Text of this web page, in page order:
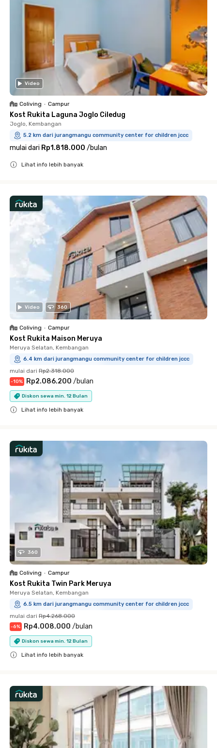
Video
Coliving • Campur
Kost Rukita Laguna Joglo Ciledug
Joglo, Kembangan
5.2 km dari jurangmangu community center for children jccc
mulai dari Rp1.818.000 /bulan
Lihat info lebih banyak
Video 360
Coliving • Campur
Kost Rukita Maison Meruya
Meruya Selatan, Kembangan
6.4 km dari jurangmangu community center for children jccc
mulai dari Rp2.318.000
-10% Rp2.086.200 /bulan
Diskon sewa min. 12 Bulan
Lihat info lebih banyak
360
Coliving • Campur
Kost Rukita Twin Park Meruya
Meruya Selatan, Kembangan
6.5 km dari jurangmangu community center for children jccc
mulai dari Rp4.268.000
-6% Rp4.008.000 /bulan
Diskon sewa min. 12 Bulan
Lihat info lebih banyak